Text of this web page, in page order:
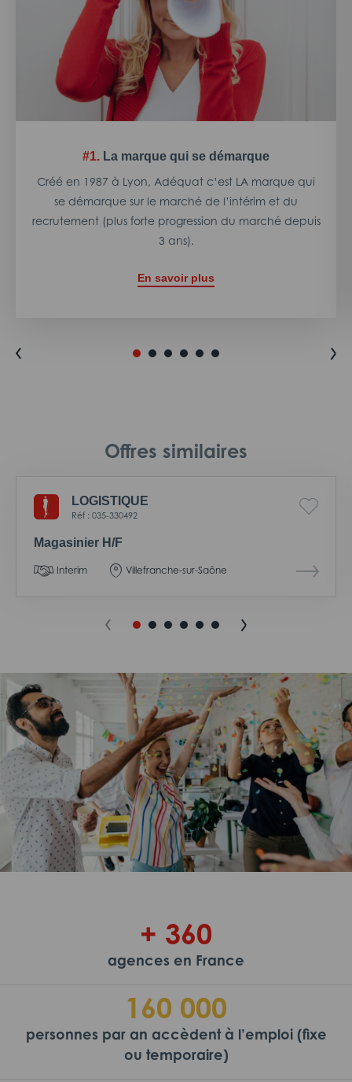
#1. La marque qui se démarque
Créé en 1987 à Lyon, Adéquat c’est LA marque qui
se démarque sur le marché de l’intérim et du
recrutement (plus forte progression du marché depuis
3 ans).
En savoir plus
Offres similaires
LOGISTIQUE
Réf : 035-330492
Magasinier H/F
Interim Villefranche-sur-Saône
+ 360
agences en France
160 000
personnes par an accèdent à l’emploi (fixe
ou temporaire)